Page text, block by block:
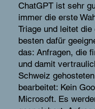
ChatGPT ist sehr
immer die erste
Triage und leitet
besten dafür
das: Anfragen, die
und damit
Schweiz
bearbeitet: Kein
Microsoft. Es